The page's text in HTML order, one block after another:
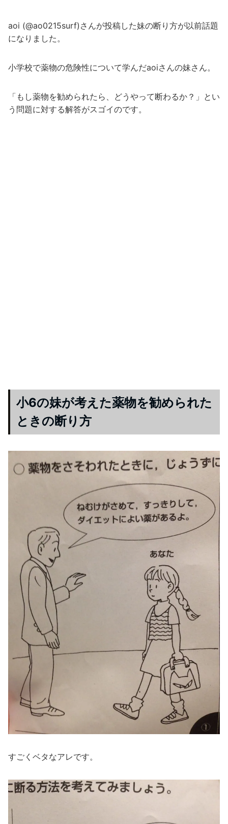
aoi (@ao0215surf)さんが投稿した妹の断り方が以前話題
になりました。
小学校で薬物の危険性について学んだaoiさんの妹さん。
「もし薬物を勧められたら、どうやって断わるか？」とい
う問題に対する解答がスゴイのです。
小6の妹が考えた薬物を勧められた
ときの断り方
すごくベタなアレです。